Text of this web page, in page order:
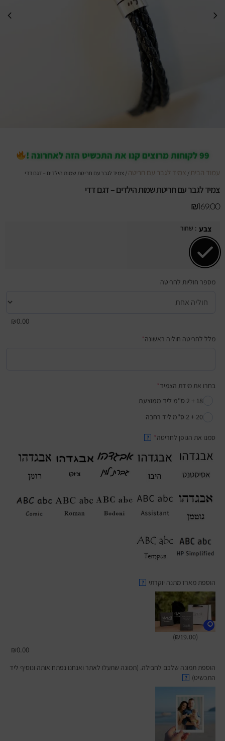
99 לקוחות מרוצים קנו את התכשיט הזה לאחרונה !
עמוד הבית / צמיד לגבר עם חריטה / צמיד לגבר עם חריטת שמות הילדים – דגם דדי
צמיד לגבר עם חריטת שמות הילדים – דגם דדי
₪169.00
צבע : שחור
מספר חוליות לחריטה
₪0.00
מלל לחריטה חוליה ראשונה*
בחרו את מידת הצמיד*
18 + 2 ס"מ ליד ממוצעת
20 + 2 ס"מ ליד רחבה
סמנו את הגופן לחריטה*
?
הוספת מארז מתנה יוקרתי ?
(₪19.00)
₪0.00
הוספת תמונה שלכם לחבילה. (תמונה שתעלו לאתר ואנחנו נפתח אותה ונוסיף ליד
התכשיט)
?